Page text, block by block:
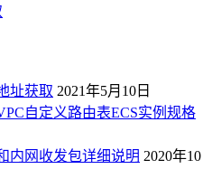
址获取 2021年5月10日
自定义路由表ECS实例规格
内网收发包详细说明 2020年10